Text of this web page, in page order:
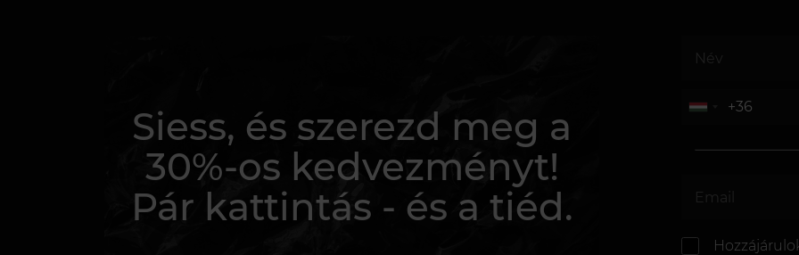
Siess, és szerezd meg a
30%-os kedvezményt!
Pár kattintás - és a tiéd.